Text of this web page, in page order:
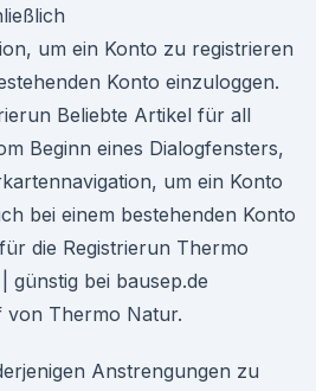
um ein Konto zu registrieren
Konto einzuloggen.
Beliebte Artikel für all
Beginn eines Dialogfensters,
um ein Konto
bei einem bestehenden Konto
die Registrierun Thermo
günstig bei bausep.de
von Thermo Natur.
Anstrengungen zu